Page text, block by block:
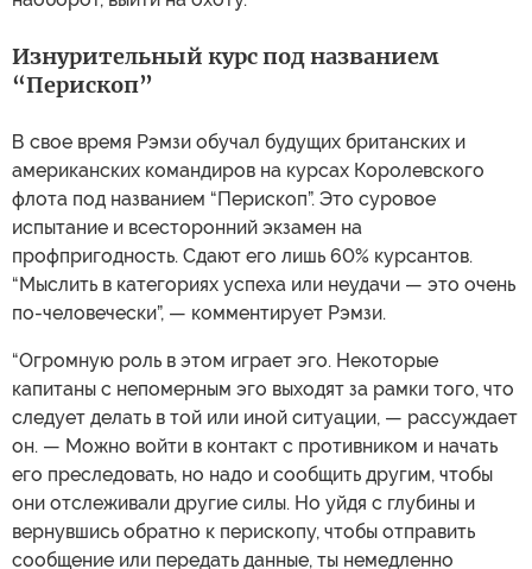
Изнурительный курс под названием
“Перископ”
В свое время Рэмзи обучал будущих британских и
американских командиров на курсах Королевского
флота под названием “Перископ”. Это суровое
испытание и всесторонний экзамен на
профпригодность. Сдают его лишь 60% курсантов.
“Мыслить в категориях успеха или неудачи — это очень
по-человечески”, — комментирует Рэмзи.
“Огромную роль в этом играет эго. Некоторые
капитаны с непомерным эго выходят за рамки того, что
следует делать в той или иной ситуации, — рассуждает
он. — Можно войти в контакт с противником и начать
его преследовать, но надо и сообщить другим, чтобы
они отслеживали другие силы. Но уйдя с глубины и
вернувшись обратно к перископу, чтобы отправить
сообщение или передать данные, ты немедленно